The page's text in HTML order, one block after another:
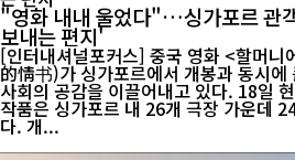
"영화 내내 울었다"…싱가포르 관
보내는 편지'
[인터내셔널포커스] 중국 영화 <할머
的情书)가 싱가포르에서 개봉과 동시에
사회의 공감을 이끌어내고 있다. 18일 현지 영화업계에 따르면 이
작품은 싱가포르 내 26개 극장 가운데
다. 개...